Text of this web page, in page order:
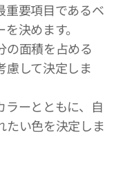
要項目であるベ
決めます。
の面積を占める
慮して決定しま
ラーとともに、自
たい色を決定しま